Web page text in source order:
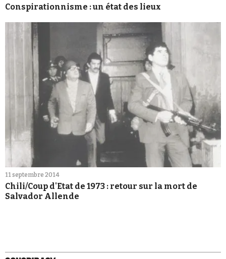
Conspirationnisme : un état des lieux
11 septembre 2014
Chili/Coup d'Etat de 1973 : retour sur la mort de
Salvador Allende